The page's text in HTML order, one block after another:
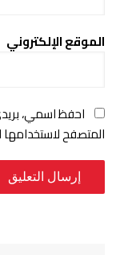
الموقع الإلكتروني
احفظ اسمي،
المتصفح